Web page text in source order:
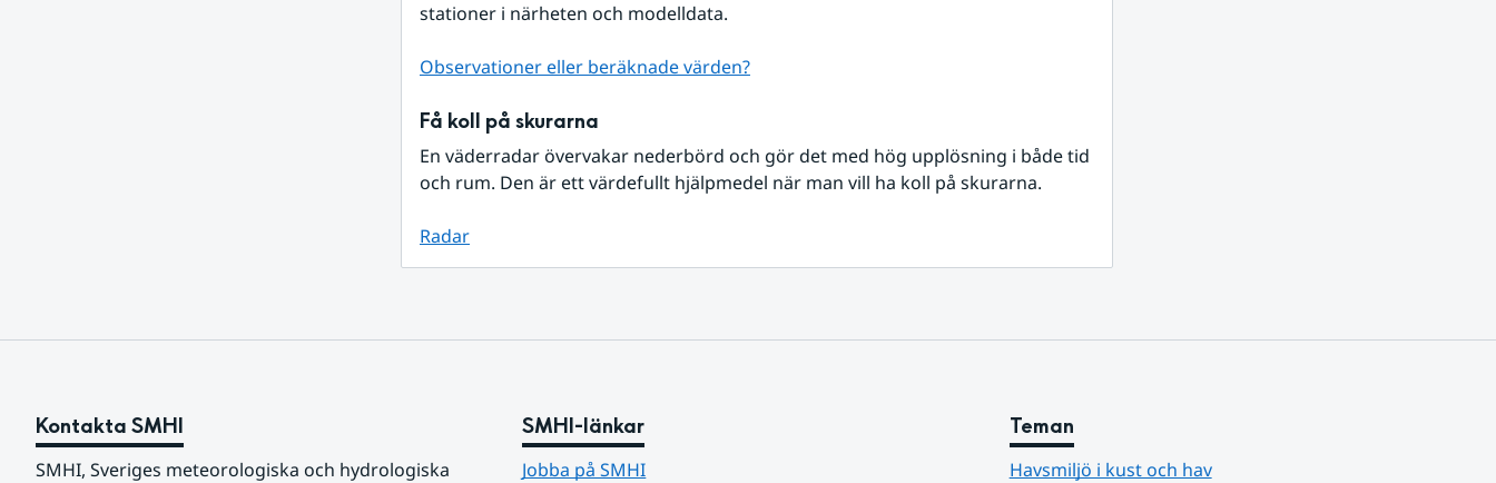
stationer i närheten och modelldata.
Observationer eller beräknade värden?
Få koll på skurarna
En väderradar övervakar nederbörd och gör det med hög upplösning i både tid
och rum. Den är ett värdefullt hjälpmedel när man vill ha koll på skurarna.
Radar
Kontakta SMHI
SMHI, Sveriges meteorologiska och hydrologiska
SMHI-länkar
Jobba på SMHI
Teman
Havsmiljö i kust och hav